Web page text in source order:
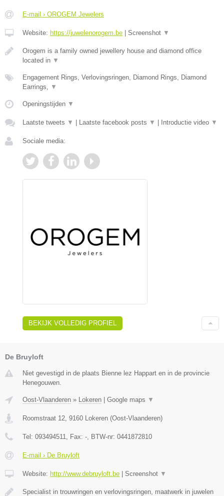
E-mail › OROGEM Jewelers
Website: https://juwelenorogem.be Screenshot ▼
Orogem is a family owned jewellery house and diamond office
located in ▼
Engagement Rings, Verlovingsringen, Diamond Rings, Diamond
Earrings, ▼
Openingstijden ▼
Laatste tweets ▼ Laatste facebook posts ▼ Introductie video ▼
Sociale media:
BEKIJK VOLLEDIG PROFIEL
De Bruyloft
Niet gevestigd in de plaats Bienne lez Happart en in de provincie
Henegouwen.
Oost-Vlaanderen » Lokeren Google maps ▼
Roomstraat 12, 9160 Lokeren (Oost-Vlaanderen)
Tel: 093494511, Fax: -, BTW-nr: 0441872810
E-mail › De Bruyloft
Website: http://www.debruyloft.be Screenshot ▼
Specialist in trouwringen en verlovingsringen, maatwerk in juwelen